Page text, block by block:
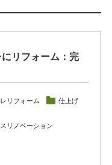
リフォーム：完
レリフォーム 仕上げ
リノベーション